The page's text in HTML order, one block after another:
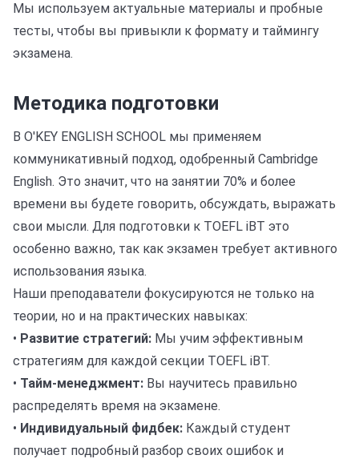
Мы используем актуальные материалы и пробные
тесты, чтобы вы привыкли к формату и таймингу
экзамена.
Методика подготовки
В O'KEY ENGLISH SCHOOL мы применяем
коммуникативный подход, одобренный Cambridge
English. Это значит, что на занятии 70% и более
времени вы будете говорить, обсуждать, выражать
свои мысли. Для подготовки к TOEFL iBT это
особенно важно, так как экзамен требует активного
использования языка.
Наши преподаватели фокусируются не только на
теории, но и на практических навыках:
• Развитие стратегий: Мы учим эффективным
стратегиям для каждой секции TOEFL iBT.
• Тайм-менеджмент: Вы научитесь правильно
распределять время на экзамене.
• Индивидуальный фидбек: Каждый студент
получает подробный разбор своих ошибок и